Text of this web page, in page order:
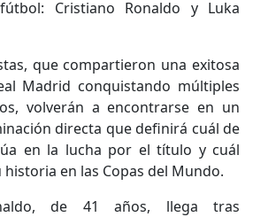
Cristiano Ronaldo y Luka
que compartieron una exitosa
Madrid conquistando múltiples
volverán a encontrarse en un
directa que definirá cuál de
en la lucha por el título y cuál
en las Copas del Mundo.
de 41 años, llega tras